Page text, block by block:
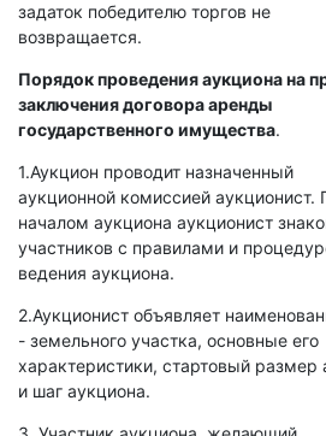
задаток победителю торгов не
возвращается.
Порядок проведения аукциона на
заключения договора аренды
государственного имущества.
1.Аукцион проводит назначенный
аукционной комиссией аукционист.
началом аукциона аукционист
участников с правилами и
ведения аукциона.
2.Аукционист объявляет
- земельного участка, основные его
характеристики, стартовый размер
и шаг аукциона.